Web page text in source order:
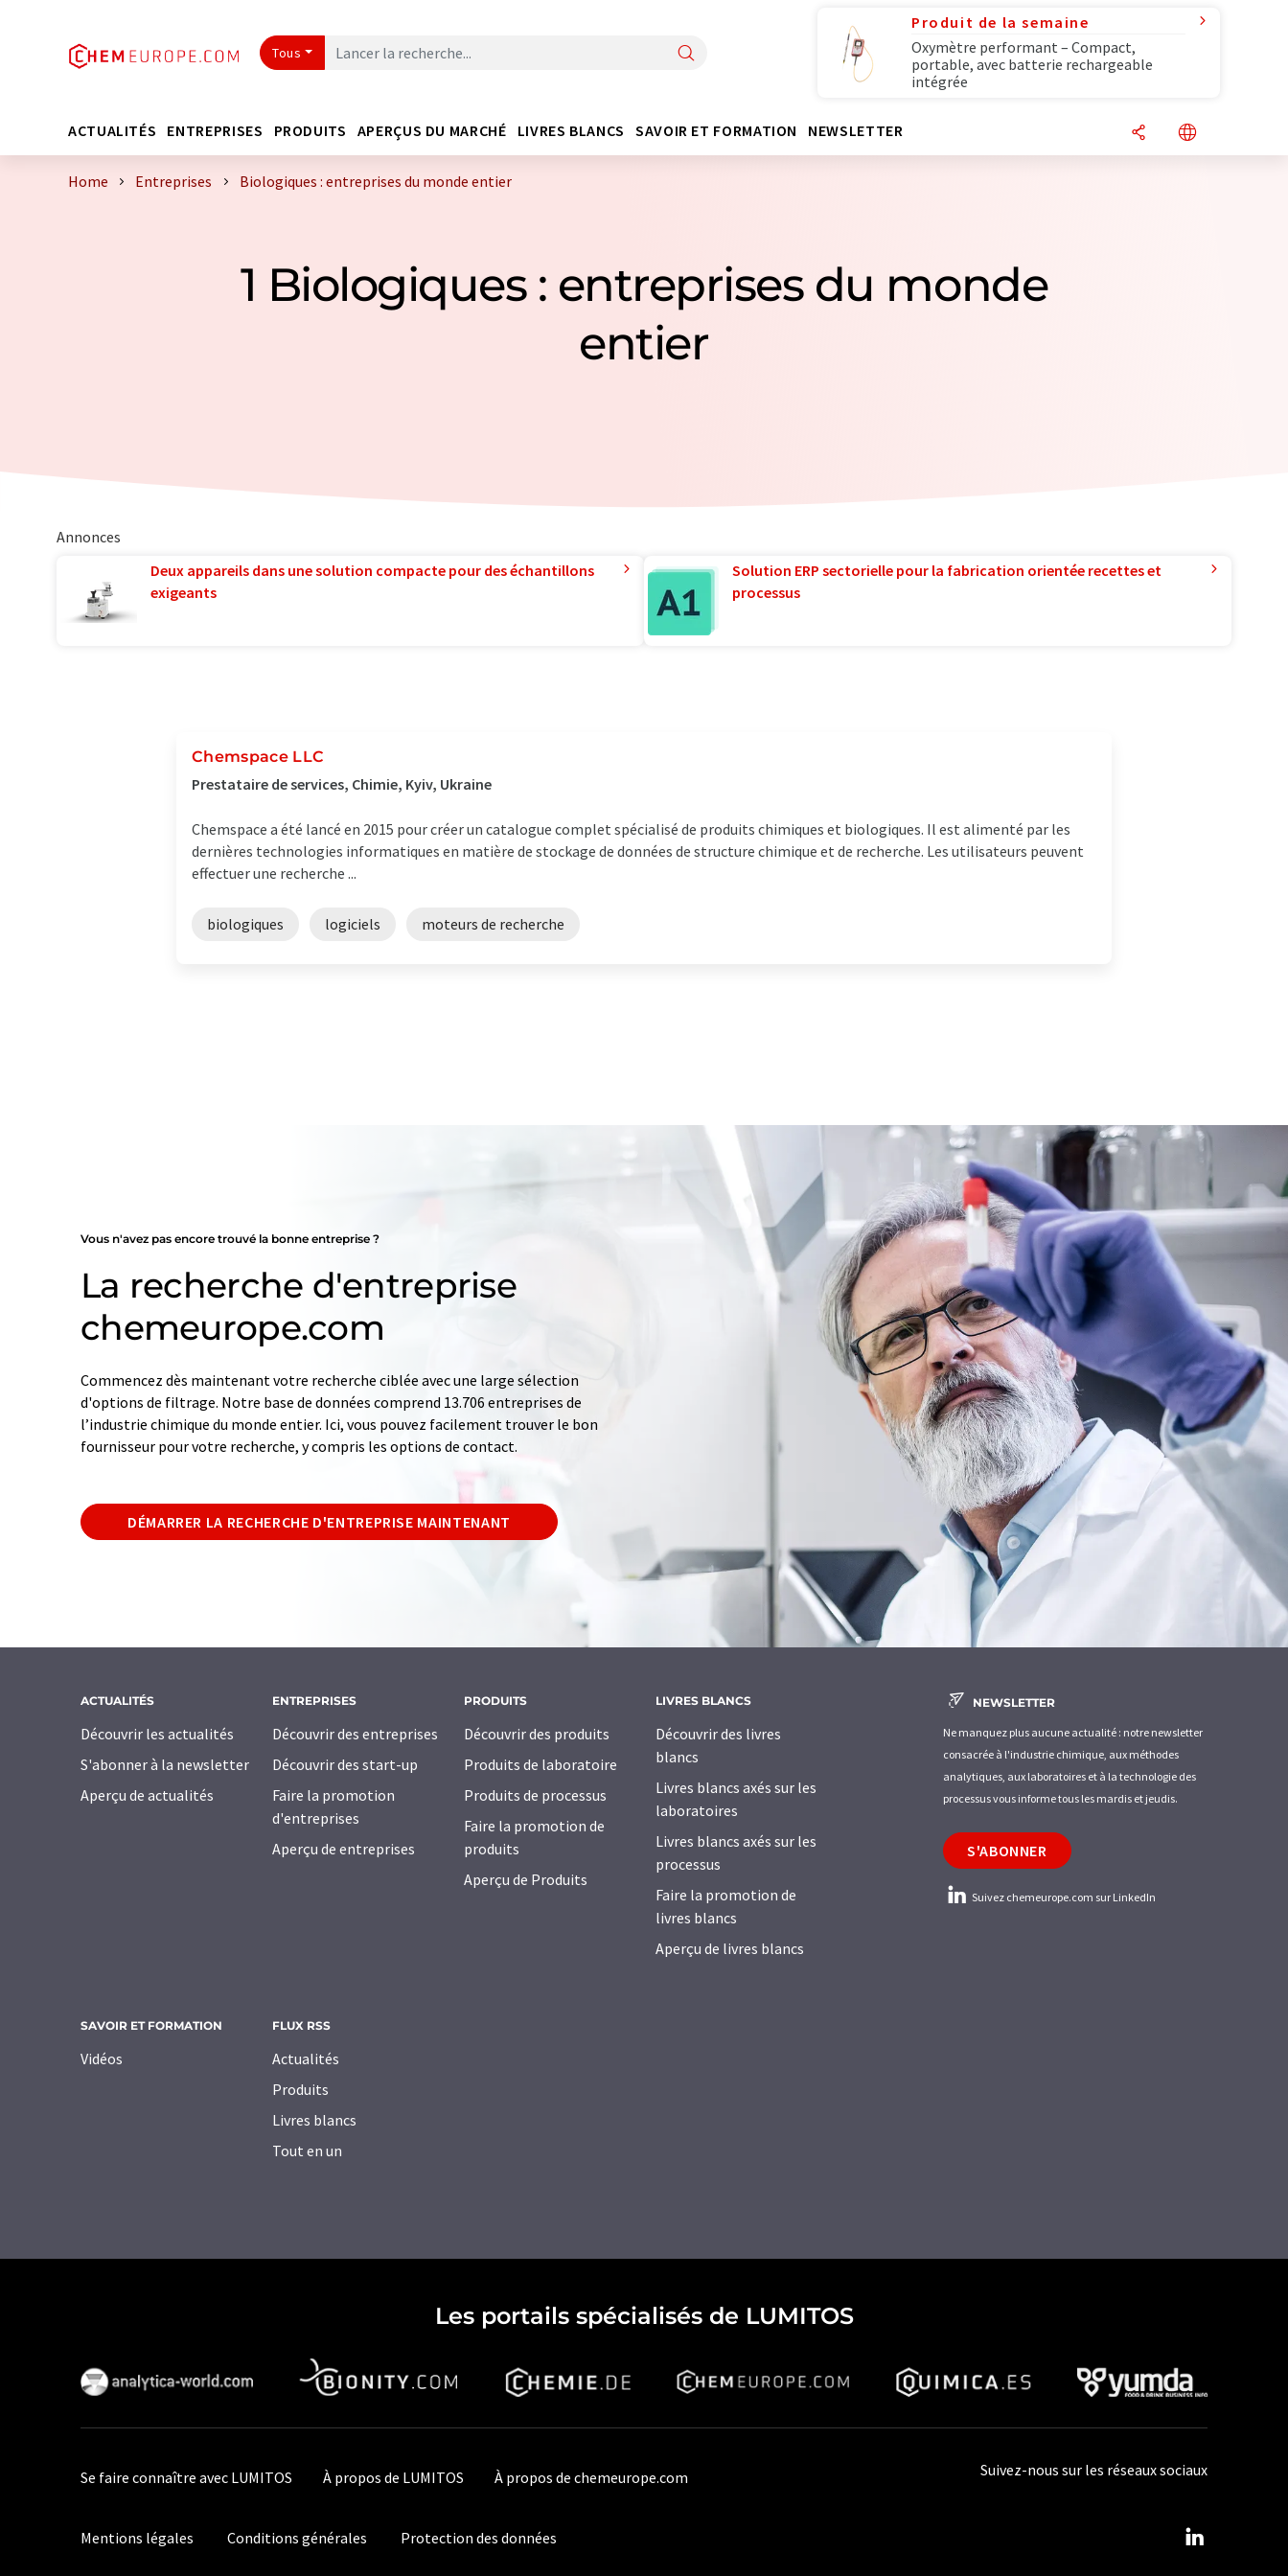
Tous
Produit de la semaine
Oxymètre performant – Compact,
portable, avec batterie rechargeable
intégrée
ACTUALITÉS ENTREPRISES PRODUITS APERÇUS DU MARCHÉ LIVRES BLANCS SAVOIR ET FORMATION NEWSLETTER
Home Entreprises Biologiques : entreprises du monde entier
1 Biologiques : entreprises du monde
entier
Annonces
Deux appareils dans une solution compacte pour des échantillons
exigeants
Solution ERP sectorielle pour la fabrication orientée recettes et
processus
Chemspace LLC
Prestataire de services, Chimie, Kyiv, Ukraine
Chemspace a été lancé en 2015 pour créer un catalogue complet spécialisé de produits chimiques et biologiques. Il est alimenté par les
dernières technologies informatiques en matière de stockage de données de structure chimique et de recherche. Les utilisateurs peuvent
effectuer une recherche ...
biologiques logiciels moteurs de recherche
Vous n'avez pas encore trouvé la bonne entreprise ?
La recherche d'entreprise
chemeurope.com
Commencez dès maintenant votre recherche ciblée avec une large sélection
d'options de filtrage. Notre base de données comprend 13.706 entreprises de
l’industrie chimique du monde entier. Ici, vous pouvez facilement trouver le bon
fournisseur pour votre recherche, y compris les options de contact.
DÉMARRER LA RECHERCHE D'ENTREPRISE MAINTENANT
ACTUALITÉS
Découvrir les actualités
S'abonner à la newsletter
Aperçu de actualités
ENTREPRISES
Découvrir des entreprises
Découvrir des start-up
Faire la promotion
d'entreprises
Aperçu de entreprises
PRODUITS
Découvrir des produits
Produits de laboratoire
Produits de processus
Faire la promotion de
produits
Aperçu de Produits
LIVRES BLANCS
Découvrir des livres
blancs
Livres blancs axés sur les
laboratoires
Livres blancs axés sur les
processus
Faire la promotion de
livres blancs
Aperçu de livres blancs
SAVOIR ET FORMATION
Vidéos
FLUX RSS
Actualités
Produits
Livres blancs
Tout en un
NEWSLETTER
Ne manquez plus aucune actualité : notre newsletter
consacrée à l'industrie chimique, aux méthodes
analytiques, aux laboratoires et à la technologie des
processus vous informe tous les mardis et jeudis.
S'ABONNER
Suivez chemeurope.com sur LinkedIn
Les portails spécialisés de LUMITOS
Se faire connaître avec LUMITOS À propos de LUMITOS À propos de chemeurope.com
Mentions légales Conditions générales Protection des données
Suivez-nous sur les réseaux sociaux